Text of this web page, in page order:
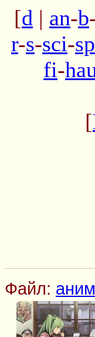
[d | an-b
r-s-sci-sp
fi-
[
Файл: